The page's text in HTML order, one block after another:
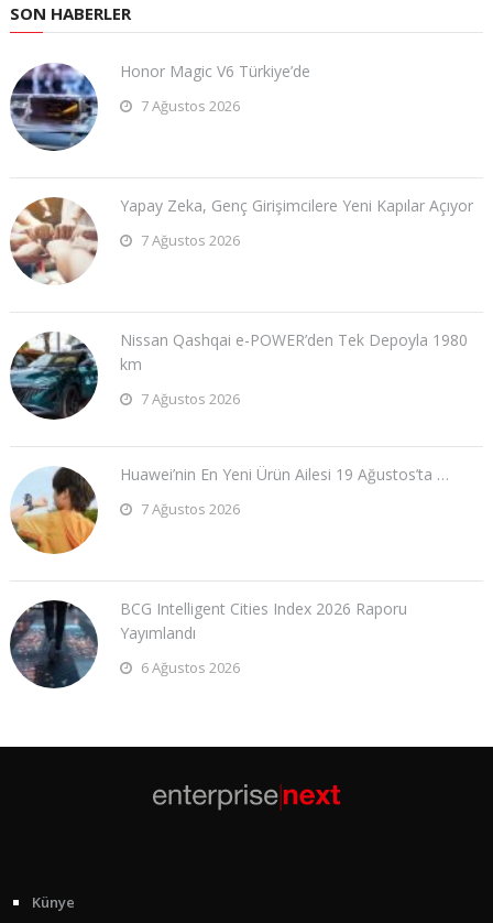
SON HABERLER
Honor Magic V6 Türkiye’de
7 Ağustos 2026
Yapay Zeka, Genç Girişimcilere Yeni Kapılar Açıyor
7 Ağustos 2026
Nissan Qashqai e-POWER’den Tek Depoyla 1980
km
7 Ağustos 2026
Huawei’nin En Yeni Ürün Ailesi 19 Ağustos’ta …
7 Ağustos 2026
BCG Intelligent Cities Index 2026 Raporu
Yayımlandı
6 Ağustos 2026
Künye